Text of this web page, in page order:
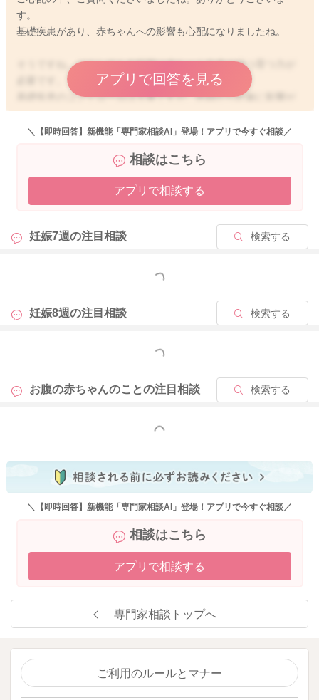
す。
基礎疾患があり、赤ちゃんへの影響も心配になりましたね。
そうですね、どうしても今時期は赤ちゃん自身の持つ育つ力が
基礎疾患のコントロールは大事ですが、医師から妊娠に影響が
ないと言われていれば気にし過ぎる必要はありません。
今は赤ちゃんの育ちを見守りましょう。ママさんにできる事
繰り返す流産の場合には、また違うアプローチをすることもあ
師と相談なされると良いです。
アプリで回答を見る
＼【即時回答】新機能「専門家相談AI」登場！アプリで今すぐ相談／
相談はこちら
アプリで相談する
妊娠7週の注目相談 検索する
もっと見る
妊娠8週の注目相談 検索する
もっと見る
お腹の赤ちゃんのことの注目相談 検索する
もっと見る
＼【即時回答】新機能「専門家相談AI」登場！アプリで今すぐ相談／
相談はこちら
アプリで相談する
専門家相談トップへ
ご利用のルールとマナー